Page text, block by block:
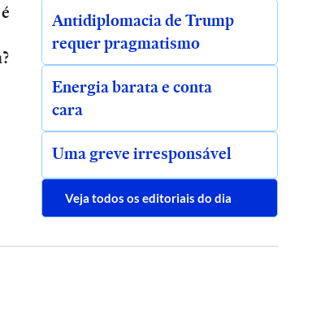
Antidiplomacia de Trump
requer pragmatismo
Energia barata e conta
cara
Uma greve irresponsável
Veja todos os editoriais do dia